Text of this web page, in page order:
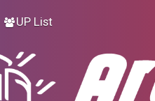
UP List